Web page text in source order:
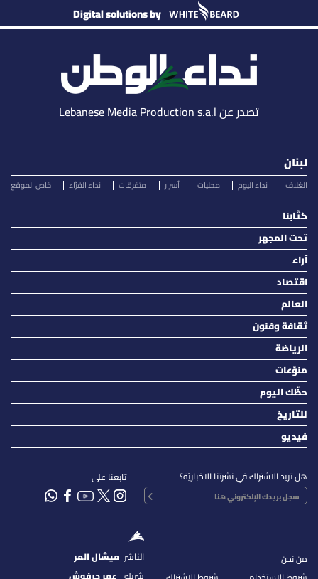
Digital solutions by
تصدر عن Lebanese Media Production s.a.l
لبنان
الغلاف نداء اليوم محليات أسرار متفرقات نداء القرّاء خاص الموقع
كتّابنا
تحت المجهر
آراء
اقتصاد
العالم
ثقافة وفنون
الرياضة
منوّعات
حظّك اليوم
للتاريخ
فيديو
هل تريد الاشتراك في نشرتنا الاخباريّة؟ تابعنا على
من نحن
الناشر ميشال المر
شريك